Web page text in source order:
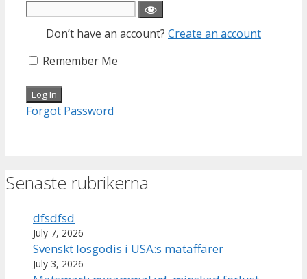
Don’t have an account? Create an account
Remember Me
Forgot Password
Senaste rubrikerna
dfsdfsd
July 7, 2026
Svenskt lösgodis i USA:s mataffärer
July 3, 2026